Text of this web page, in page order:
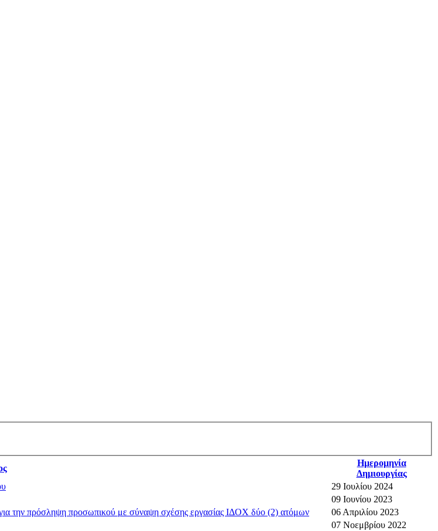
Ημερομηνία
Δημιουργίας
29 Ιουλίου 2024
09 Ιουνίου 2023
την πρόσληψη προσωπικού με σύναψη σχέσης εργασίας ΙΔΟΧ δύο (2) ατόμων
06 Απριλίου 2023
07 Νοεμβρίου 2022